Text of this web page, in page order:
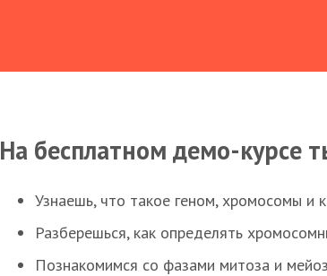
На бесплатном демо-курсе
Узнаешь, что такое геном, хромосомы и
Разберешься, как определять
Познакомимся со фазами митоза и